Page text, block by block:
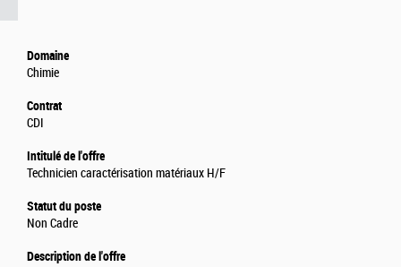
Domaine
Chimie
Contrat
CDI
Intitulé de l'offre
Technicien caractérisation matériaux H/F
Statut du poste
Non Cadre
Description de l'offre